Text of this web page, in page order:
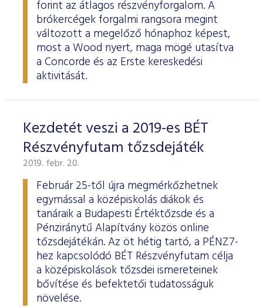
forint az átlagos részvényforgalom. A
brókercégek forgalmi rangsora megint
változott a megelőző hónaphoz képest,
most a Wood nyert, maga mögé utasítva
a Concorde és az Erste kereskedési
aktivitását.
Kezdetét veszi a 2019-es BÉT
Részvényfutam tőzsdejáték
2019. febr. 20.
Február 25-től újra megmérkőzhetnek
egymással a középiskolás diákok és
tanáraik a Budapesti Értéktőzsde és a
Pénziránytű Alapítvány közös online
tőzsdejátékán. Az öt hétig tartó, a PÉNZ7-
hez kapcsolódó BÉT Részvényfutam célja
a középiskolások tőzsdei ismereteinek
bővítése és befektetői tudatosságuk
növelése.